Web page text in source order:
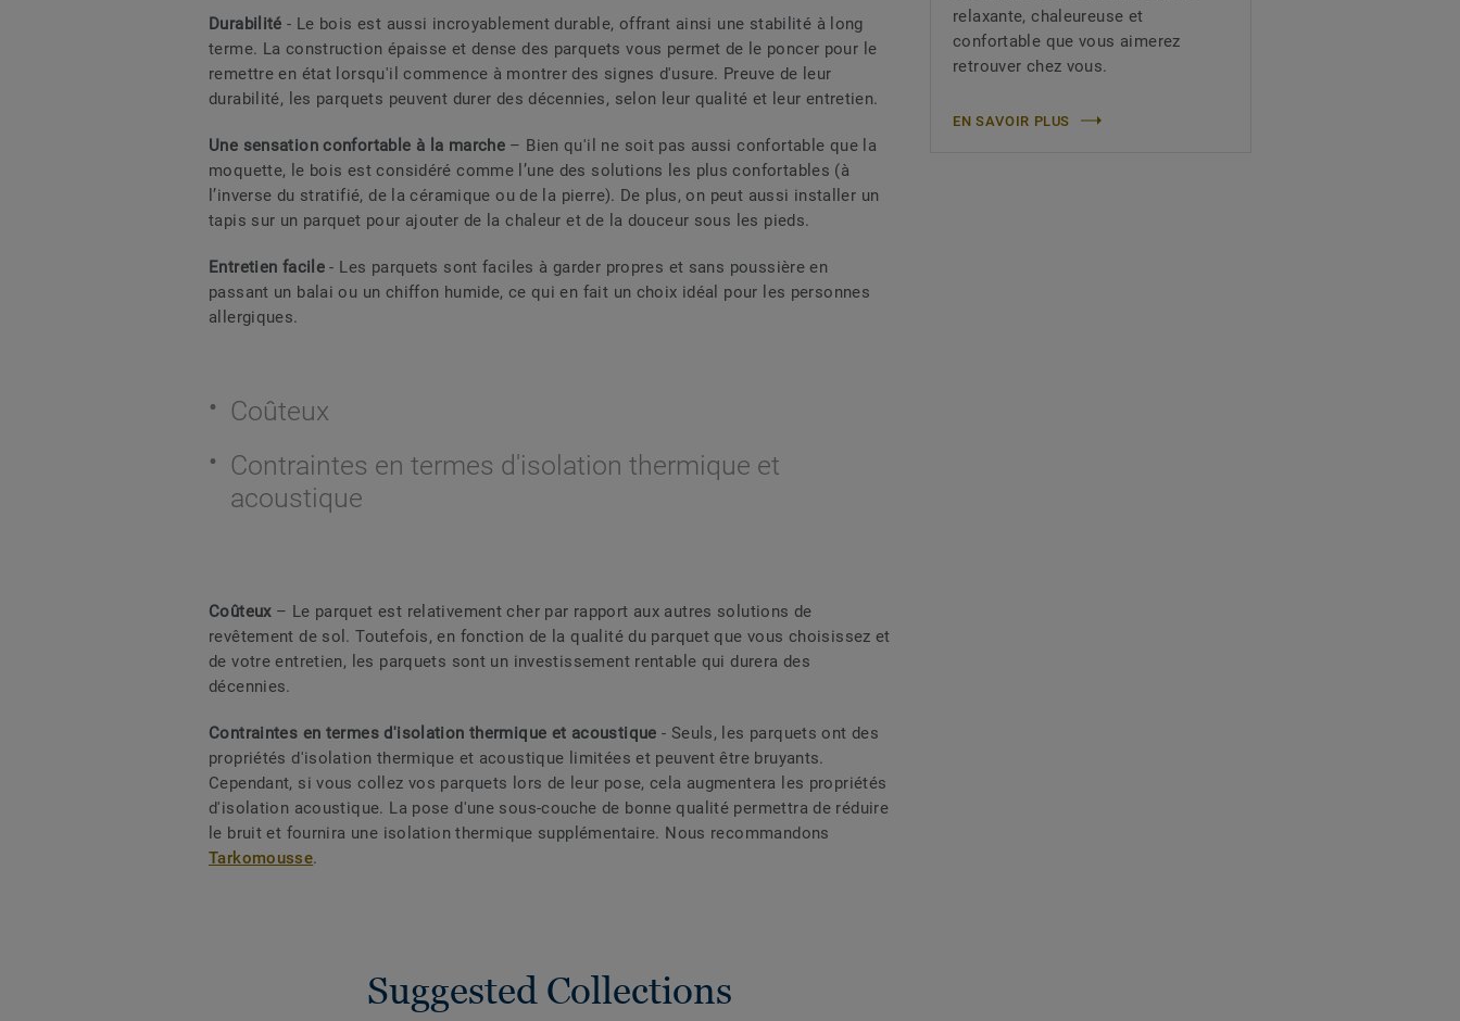
Durabilité- Le bois est aussi incroyablement durable, offrant ainsi une stabilité à long
terme. La construction épaisse et dense des parquets vous permet de le poncer pour le
remettre en état lorsqu'il commence à montrer des signes d'usure. Preuve de leur
durabilité, les parquets peuvent durer des décennies, selon leur qualité et leur entretien.
Une sensation confortable à la marche – Bien qu'il ne soit pas aussi confortable que la
moquette, le bois est considéré comme l’une des solutions les plus confortables (à
l’inverse du stratifié, de la céramique ou de la pierre). De plus, on peut aussi installer un
tapis sur un parquet pour ajouter de la chaleur et de la douceur sous les pieds.
Entretien facile - Les parquets sont faciles à garder propres et sans poussière en
passant un balai ou un chiffon humide, ce qui en fait un choix idéal pour les personnes
allergiques.
Coûteux
Contraintes en termes d'isolation thermique et
acoustique
Coûteux– Le parquet est relativement cher par rapport aux autres solutions de
revêtement de sol. Toutefois, en fonction de la qualité du parquet que vous choisissez et
de votre entretien, les parquets sont un investissement rentable qui durera des
décennies.
Contraintes en termes d'isolation thermique et acoustique - Seuls, les parquets ont des
propriétés d'isolation thermique et acoustique limitées et peuvent être bruyants.
Cependant, si vous collez vos parquets lors de leur pose, cela augmentera les propriétés
d'isolation acoustique. La pose d'une sous-couche de bonne qualité permettra de réduire
le bruit et fournira une isolation thermique supplémentaire. Nous recommandons
Tarkomousse.
Suggested Collections
relaxante, chaleureuse et
confortable que vous aimerez
retrouver chez vous.
EN SAVOIR PLUS